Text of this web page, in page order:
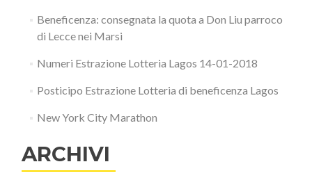
Beneficenza: consegnata la quota a Don Liu parroco
di Lecce nei Marsi
Numeri Estrazione Lotteria Lagos 14-01-2018
Posticipo Estrazione Lotteria di beneficenza Lagos
New York City Marathon
ARCHIVI